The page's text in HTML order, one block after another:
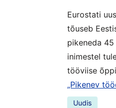
Eurostati
tõuseb
pikeneda
inimestel
tööviise
„Pikenev
Uudis